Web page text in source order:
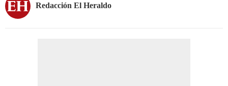
Redacción El Heraldo